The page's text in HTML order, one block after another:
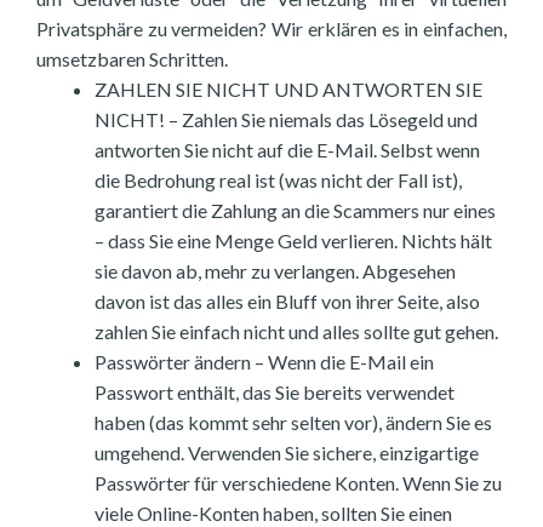
Privatsphäre zu vermeiden? Wir erklären es in einfachen,
umsetzbaren Schritten.
ZAHLEN SIE NICHT UND ANTWORTEN SIE
NICHT! – Zahlen Sie niemals das Lösegeld und
antworten Sie nicht auf die E-Mail. Selbst wenn
die Bedrohung real ist (was nicht der Fall ist),
garantiert die Zahlung an die Scammers nur eines
– dass Sie eine Menge Geld verlieren. Nichts hält
sie davon ab, mehr zu verlangen. Abgesehen
davon ist das alles ein Bluff von ihrer Seite, also
zahlen Sie einfach nicht und alles sollte gut gehen.
Passwörter ändern – Wenn die E-Mail ein
Passwort enthält, das Sie bereits verwendet
haben (das kommt sehr selten vor), ändern Sie es
umgehend. Verwenden Sie sichere, einzigartige
Passwörter für verschiedene Konten. Wenn Sie zu
viele Online-Konten haben, sollten Sie einen